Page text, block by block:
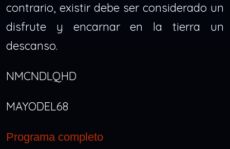
contrario, existir debe ser considerado un
disfrute y encarnar en la tierra un
descanso.
NMCNDLQHD
MAYODEL68
Programa completo